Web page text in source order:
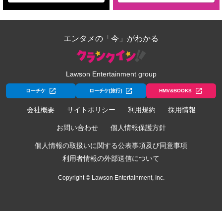
エンタメの「今」がわかる
Lawson Entertainment group
ローチケ ローチケ[旅行] HMV&BOOKS
会社概要 サイトポリシー 利用規約 採用情報
お問い合わせ 個人情報保護方針
個人情報の取扱いに関する公表事項及び同意事項
利用者情報の外部送信について
Copyright © Lawson Entertainment, Inc.